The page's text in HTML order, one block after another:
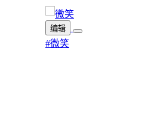
编辑
#微笑